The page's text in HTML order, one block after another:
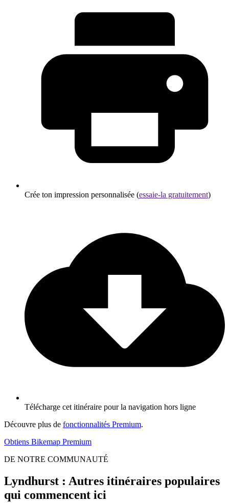
Crée ton impression personnalisée (essaie-la gratuitement)
Télécharge cet itinéraire pour la navigation hors ligne
Découvre plus de fonctionnalités Premium.
Obtiens Bikemap Premium
DE NOTRE COMMUNAUTÉ
Lyndhurst : Autres itinéraires populaires
qui commencent ici